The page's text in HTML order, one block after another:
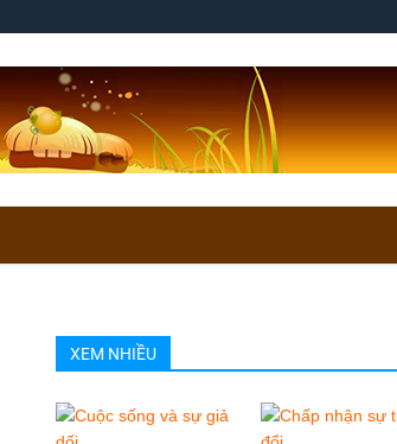
XEM NHIỀU